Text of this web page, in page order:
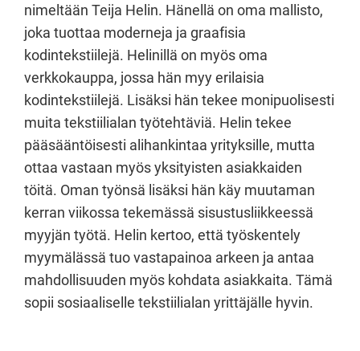
nimeltään Teija Helin. Hänellä on oma mallisto,
joka tuottaa moderneja ja graafisia
kodintekstiilejä. Helinillä on myös oma
verkkokauppa, jossa hän myy erilaisia
kodintekstiilejä. Lisäksi hän tekee monipuolisesti
muita tekstiilialan työtehtäviä. Helin tekee
pääsääntöisesti alihankintaa yrityksille, mutta
ottaa vastaan myös yksityisten asiakkaiden
töitä. Oman työnsä lisäksi hän käy muutaman
kerran viikossa tekemässä sisustusliikkeessä
myyjän työtä. Helin kertoo, että työskentely
myymälässä tuo vastapainoa arkeen ja antaa
mahdollisuuden myös kohdata asiakkaita. Tämä
sopii sosiaaliselle tekstiilialan yrittäjälle hyvin.